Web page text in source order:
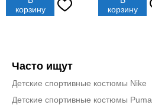
корзину
корзину
Часто ищут
Детские спортивные костюмы Nike
Детские спортивные костюмы Puma